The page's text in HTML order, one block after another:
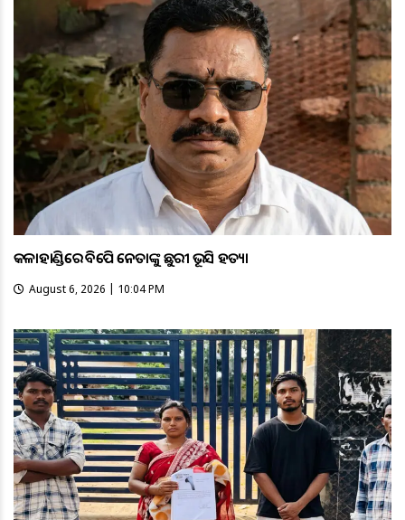
କଳାହାଣ୍ଡିରେ ବିଜେପି ନେତାଙ୍କୁ ଛୁରୀ ଭୂସି ହତ୍ୟା
August 6, 2026 | 10:04 PM